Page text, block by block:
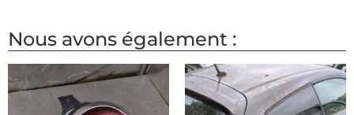
Nous avons également :